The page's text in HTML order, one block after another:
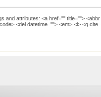
and attributes: <a href="" title="">
<del datetime=""> <em> <i> <q